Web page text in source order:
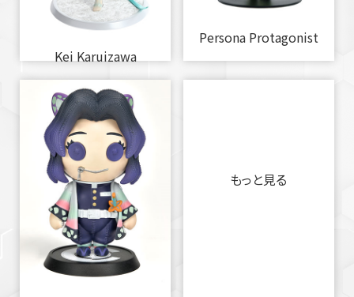
Kei Karuizawa
Persona Protagonist
もっと見る